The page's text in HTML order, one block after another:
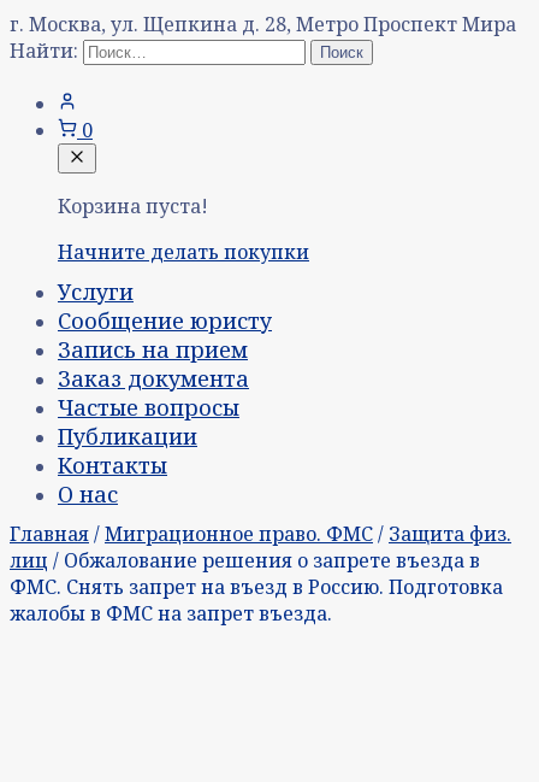
г. Москва, ул. Щепкина д. 28, Метро Проспект Мира
Найти:
0
Корзина пуста!
Начните делать покупки
Услуги
Сообщение юристу
Запись на прием
Заказ документа
Частые вопросы
Публикации
Контакты
О нас
Главная/Миграционное право. ФМС/ Защита физ.
лиц / Обжалование решения о запрете въезда в
ФМС. Снять запрет на въезд в Россию. Подготовка
жалобы в ФМС на запрет въезда.